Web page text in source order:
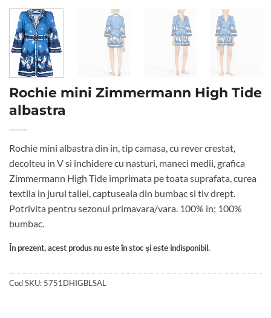
Rochie mini Zimmermann High Tide
albastra
Rochie mini albastra din in, tip camasa, cu rever crestat,
decolteu in V si inchidere cu nasturi, maneci medii, grafica
Zimmermann High Tide imprimata pe toata suprafata, curea
textila in jurul taliei, captuseala din bumbac si tiv drept.
Potrivita pentru sezonul primavara/vara. 100% in; 100%
bumbac.
În prezent, acest produs nu este în stoc și este indisponibil.
Cod SKU: 5751DHIGBLSAL